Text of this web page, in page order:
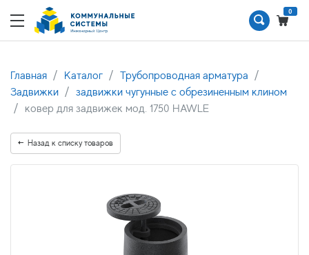
0
Главная Каталог
Трубопроводная арматура
Задвижки
задвижки чугунные с обрезиненным клином
ковер для задвижек мод. 1750 HAWLE
Назад к списку товаров